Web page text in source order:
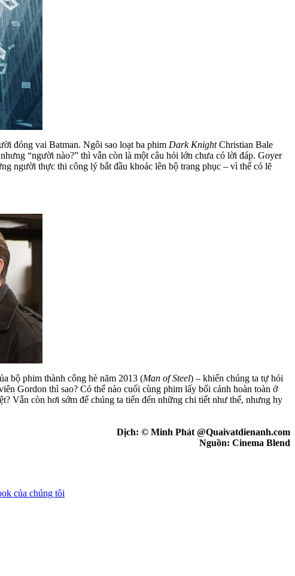
đóng vai Batman. Ngôi sao loạt ba phim Dark KnightChristian Bale
“người nào?” thì vẫn còn là một câu hỏi lớn chưa có lời đáp. Goyer
người thực thi công lý bắt đầu khoác lên bộ trang phục – vì thế có lẽ
bộ phim thành công hè năm 2013 (Man of Steel) – khiến chúng ta tự hỏi
Gordon thì sao? Có thể nào cuối cùng phim lấy bối cảnh hoàn toàn ở
Vẫn còn hơi sớm để chúng ta tiến đến những chi tiết như thế, nhưng hy
Dịch: © Minh Phát @Quaivatdienanh.com
Nguồn: Cinema Blend
của chúng tôi